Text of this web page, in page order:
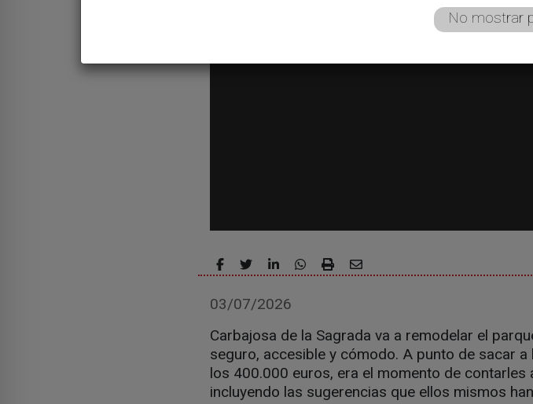
03/07/2026
Carbajosa de la Sagrada va a remodelar el
seguro, accesible y cómodo. A punto de sacar
los 400.000 euros, era el momento de
incluyendo las sugerencias que ellos mismos
No mostrar